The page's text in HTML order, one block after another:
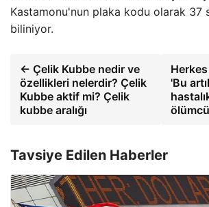
Kastamonu'nun plaka kodu olarak 37
biliniyor.
← Çelik Kubbe nedir ve
özellikleri nelerdir? Çelik
Kubbe aktif mi? Çelik
kubbe aralığı
'Bu
Tavsiye Edilen Haberler